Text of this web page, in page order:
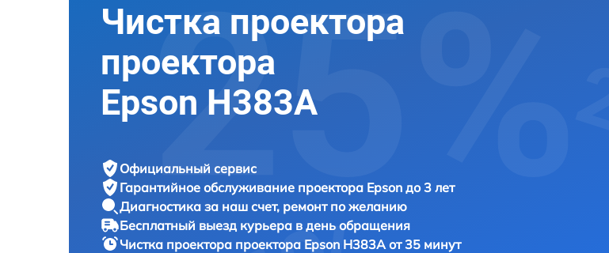
Чистка проектора
проектора
Epson H383A
Официальный сервис
Гарантийное обслуживание проектора Epson до 3 лет
Диагностика за наш счет, ремонт по желанию
Бесплатный выезд курьера в день обращения
Чистка проектора проектора Epson H383A от 35 минут